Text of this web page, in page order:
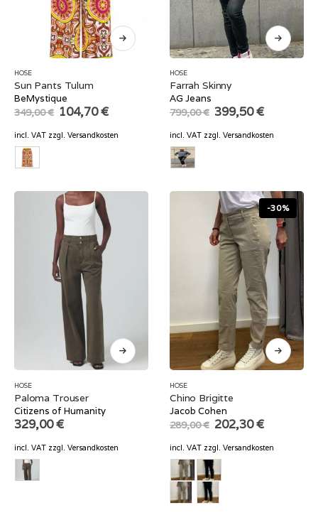
HOSE
Sun Pants Tulum
BeMystique
349,00€ Original
price
was:
349,00 €.
104,70€Current
is:
incl. VAT zzgl. Versandkosten
HOSE
Farrah Skinny
AG Jeans
799,00€ Original
price
was:
799,00 €.
399,50€Current
is:
incl. VAT zzgl. Versandkosten
HOSE
Paloma Trouser
Citizens of Humanity
329,00€
incl. VAT zzgl. Versandkosten
-30%
HOSE
Chino Brigitte
Jacob Cohen
289,00€ Original
price
was:
289,00 €.
202,30€Current
is:
incl. VAT zzgl. Versandkosten